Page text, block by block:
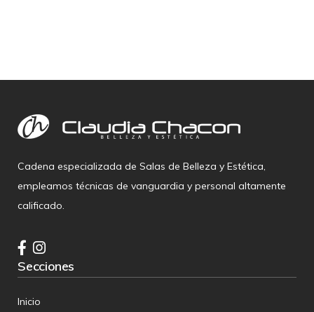
Cadena especializada de Salas de Belleza y Estética,
empleamos técnicas de vanguardia y personal altamente
calificado.
Secciones
Inicio